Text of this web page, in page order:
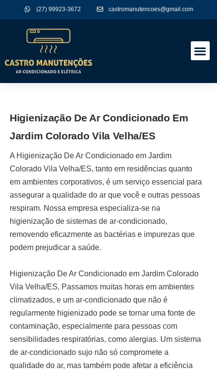
(27) 99923-3672 castromanutencoes@gmail.com
Higienização De Ar Condicionado Em
Jardim Colorado Vila Velha/ES
A Higienização De Ar Condicionado em Jardim
Colorado Vila Velha/ES, tanto em residências quanto
em ambientes corporativos, é um serviço essencial para
assegurar a qualidade do ar que você e outras pessoas
respiram. Nossa empresa especializa-se na
higienização de sistemas de ar-condicionado,
removendo eficazmente as bactérias e impurezas que
podem prejudicar a saúde.
Higienização De Ar Condicionado em Jardim Colorado
Vila Velha/ES, Passamos muitas horas em ambientes
climatizados, e um ar-condicionado que não é
regularmente higienizado pode se tornar uma fonte de
contaminação, especialmente para pessoas com
sensibilidades respiratórias, como alergias. Um sistema
de ar-condicionado sujo não só compromete a
qualidade do ar, mas também pode afetar a eficiência